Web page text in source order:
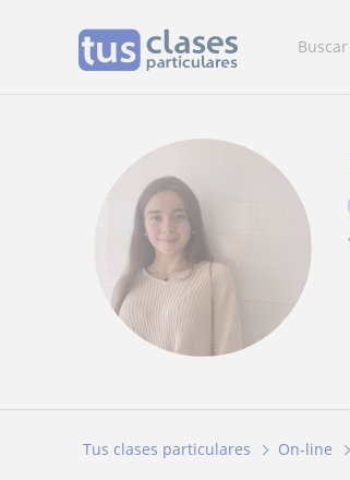
Buscar
Tus clases particulares On-line